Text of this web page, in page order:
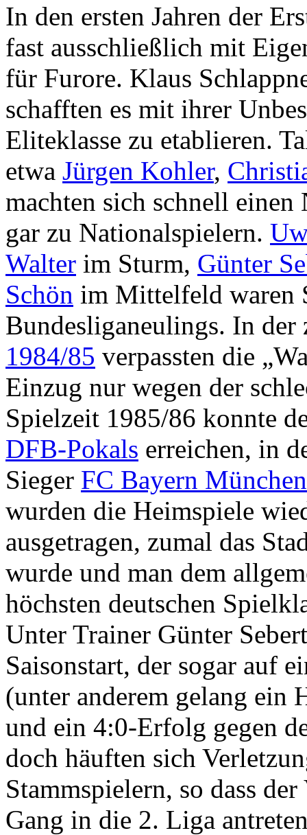
In den ersten Jahren der
fast ausschließlich mit
für Furore. Klaus
schafften es mit ihrer
Eliteklasse zu etablieren.
etwa Jürgen Kohler,
machten sich schnell einen
gar zu Nationalspielern.
Walter im Sturm, Günter
Schön im Mittelfeld waren
Bundesliganeulings. In der
1984/85 verpassten die
Einzug nur wegen der
Spielzeit 1985/86 konnte
DFB-Pokals erreichen, in
Sieger FC Bayern München
wurden die Heimspiele
ausgetragen, zumal das
wurde und man dem
höchsten deutschen
Unter Trainer Günter
Saisonstart, der sogar auf
(unter anderem gelang ein
und ein 4:0-Erfolg gegen
doch häuften sich
Stammspielern, so dass
Gang in die 2. Liga